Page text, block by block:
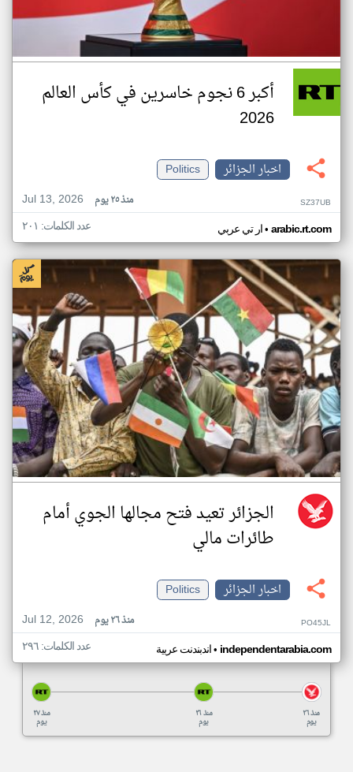
أكبر 6 نجوم خاسرين في كأس العالم
2026
اخبار الجزائر
Politics
Jul 13, 2026
منذ ٢٥ يوم SZ37UB
ار تي عربي• arabic.rt.com عدد الكلمات: ٢٠١
الجزائر تعيد فتح مجالها الجوي أمام
طائرات مالي
اخبار الجزائر
Politics
Jul 12, 2026
منذ ٢٦ يوم PO45JL
اندبندنت عربية• independentarabia.com عدد الكلمات: ٢٩٦
منذ ٢٧
يوم
منذ ٢٦
يوم
منذ ٢٦
يوم